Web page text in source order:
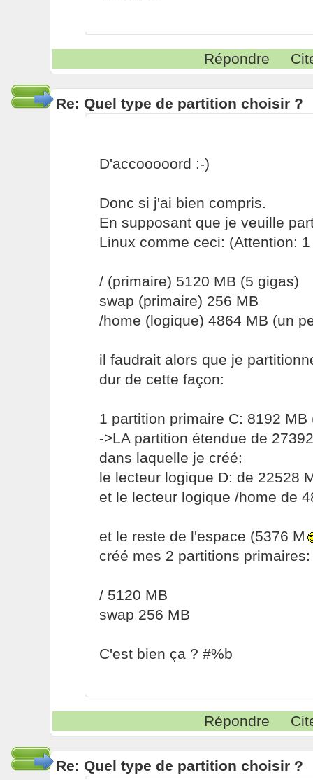
Répondre
Re: Quel type de partition choisir ?
D'accooooord :-)
Donc si j'ai bien compris.
En supposant que je veuille
Linux comme ceci: (Attention:
/ (primaire) 5120 MB (5 gigas)
swap (primaire) 256 MB
/home (logique) 4864 MB (un
il faudrait alors que je
dur de cette façon:
1 partition primaire C: 8192 MB
->LA partition étendue de
dans laquelle je créé:
le lecteur logique D: de 22528
et le lecteur logique /home de
et le reste de l'espace (5376 M
créé mes 2 partitions primaires:
/ 5120 MB
swap 256 MB
C'est bien ça ? #%b
Répondre
Re: Quel type de partition choisir ?